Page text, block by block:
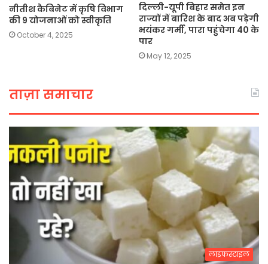
नीतीश कैबिनेट में कृषि विभाग
की 9 योजनाओं को स्वीकृति
October 4, 2025
दिल्ली-यूपी बिहार समेत इन
राज्यों में बारिश के बाद अब पड़ेगी
भयंकर गर्मी, पारा पहुंचेगा 40 के
पार
May 12, 2025
ताज़ा समाचार
लाइफस्टाइल